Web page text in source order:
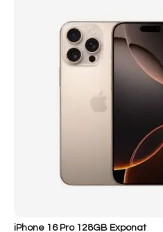
iPhone 16 Pro 128GB Exponat